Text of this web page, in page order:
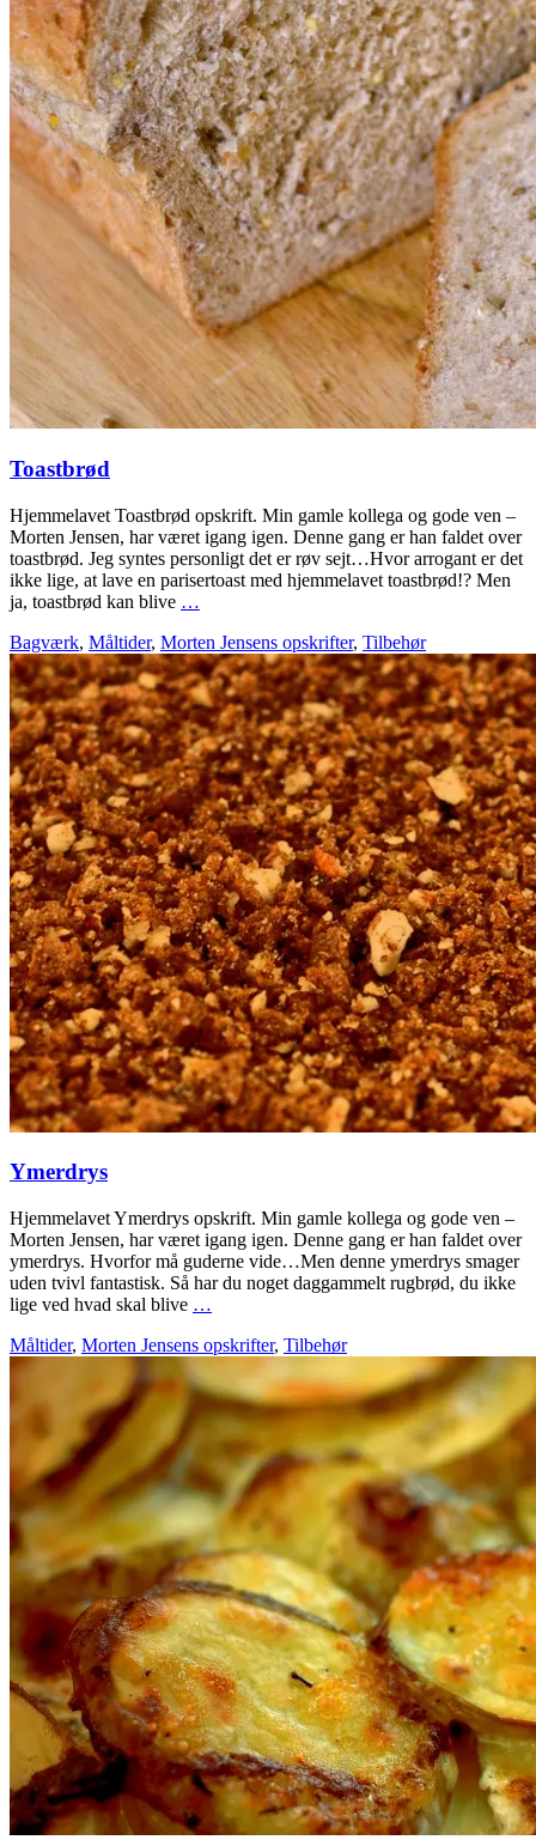
Toastbrød
Hjemmelavet Toastbrød opskrift. Min gamle kollega og gode ven –
Morten Jensen, har været igang igen. Denne gang er han faldet over
toastbrød. Jeg syntes personligt det er røv sejt…Hvor arrogant er det
ikke lige, at lave en parisertoast med hjemmelavet toastbrød!? Men
ja, toastbrød kan blive …
Bagværk, Måltider, Morten Jensens opskrifter, Tilbehør
Ymerdrys
Hjemmelavet Ymerdrys opskrift. Min gamle kollega og gode ven –
Morten Jensen, har været igang igen. Denne gang er han faldet over
ymerdrys. Hvorfor må guderne vide…Men denne ymerdrys smager
uden tvivl fantastisk. Så har du noget daggammelt rugbrød, du ikke
lige ved hvad skal blive …
Måltider, Morten Jensens opskrifter, Tilbehør